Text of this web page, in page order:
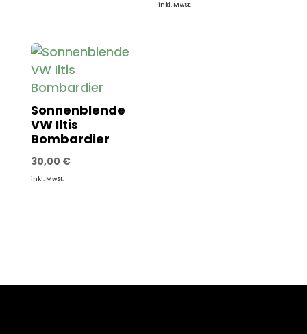
inkl. MwSt.
Sonnenblende
VW Iltis
Bombardier
30,00 €
inkl. MwSt.